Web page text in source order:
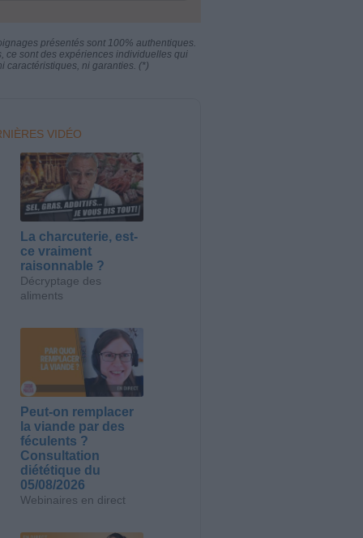
présentés sont 100% authentiques.
ce sont des expériences individuelles qui
caractéristiques, ni garanties. (*)
VIDÉO
La charcuterie, est-
ce vraiment
raisonnable ?
Décryptage des
aliments
Peut-on remplacer
la viande par des
féculents ?
Consultation
diététique du
05/08/2026
Webinaires en direct